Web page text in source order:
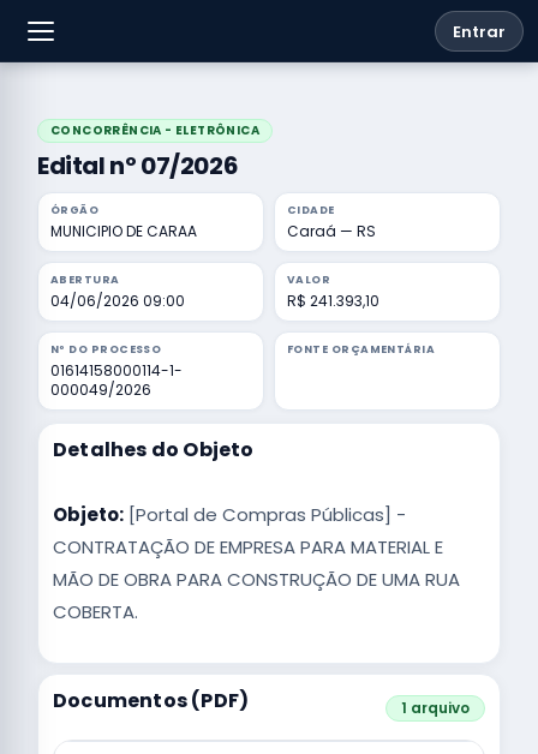
Entrar
CONCORRÊNCIA - ELETRÔNICA
Edital nº 07/2026
ÓRGÃO
MUNICIPIO DE CARAA
CIDADE
Caraá — RS
ABERTURA
04/06/2026 09:00
VALOR
R$ 241.393,10
Nº DO PROCESSO
01614158000114-1-
000049/2026
FONTE ORÇAMENTÁRIA
Detalhes do Objeto
Objeto: [Portal de Compras Públicas] -
CONTRATAÇÃO DE EMPRESA PARA MATERIAL E
MÃO DE OBRA PARA CONSTRUÇÃO DE UMA RUA
COBERTA.
Documentos (PDF) 1 arquivo